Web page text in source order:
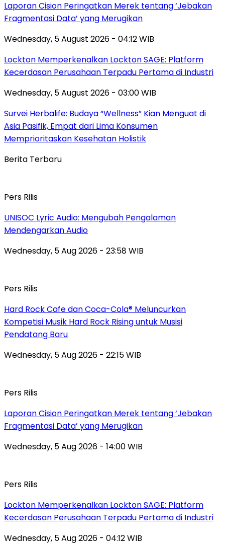
Laporan Cision Peringatkan Merek tentang ‘Jebakan
Fragmentasi Data’ yang Merugikan
Wednesday, 5 August 2026 - 04:12 WIB
Lockton Memperkenalkan Lockton SAGE: Platform
Kecerdasan Perusahaan Terpadu Pertama di Industri
Wednesday, 5 August 2026 - 03:00 WIB
Survei Herbalife: Budaya “Wellness” Kian Menguat di
Asia Pasifik, Empat dari Lima Konsumen
Memprioritaskan Kesehatan Holistik
Berita Terbaru
Pers Rilis
UNISOC Lyric Audio: Mengubah Pengalaman
Mendengarkan Audio
Wednesday, 5 Aug 2026 - 23:58 WIB
Pers Rilis
Hard Rock Cafe dan Coca-Cola® Meluncurkan
Kompetisi Musik Hard Rock Rising untuk Musisi
Pendatang Baru
Wednesday, 5 Aug 2026 - 22:15 WIB
Pers Rilis
Laporan Cision Peringatkan Merek tentang ‘Jebakan
Fragmentasi Data’ yang Merugikan
Wednesday, 5 Aug 2026 - 14:00 WIB
Pers Rilis
Lockton Memperkenalkan Lockton SAGE: Platform
Kecerdasan Perusahaan Terpadu Pertama di Industri
Wednesday, 5 Aug 2026 - 04:12 WIB